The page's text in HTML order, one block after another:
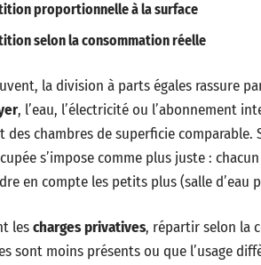
proportionnelle à la surface
selon la consommation réelle
la division à parts égales rassure
, l’eau, l’électricité ou l’abonnement
des chambres de superficie
s’impose comme plus juste :
en compte les petits plus (salle d’eau
lescharges privatives, répartir selon la
sont moins présents ou que l’usage